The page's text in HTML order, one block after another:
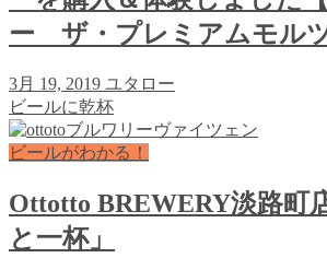
ー ザ・プレミアムモルツ
3月 19, 2019 ユタロー
ビールに乾杯
ビールがわかる！
Ottotto BREWERY淡路町
と一杯」